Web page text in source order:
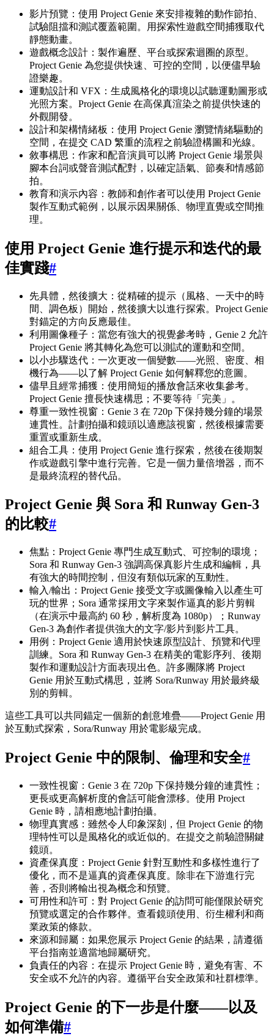
影片預覽：使用 Project Genie 來安排複雜的動作節拍、
試驗阻擋和測試覆蓋範圍。用探索性遊戲空間捕獲取代
靜態動畫。
遊戲概念設計：製作遍歷、平台或探索迴圈的原型。
Project Genie 為您提供快速、可控的空間，以便儘早驗
證樂趣。
運動設計和 VFX：生成風格化的環境以試聽運動圖形或
光照方案。Project Genie 在高保真渲染之前提供快速的
外觀開發。
設計和架構情緒板：使用 Project Genie 瀏覽情緒驅動的
空間，在提交 CAD 繁重的流程之前驗證構圖和光線。
敘事構思：作家和配音演員可以將 Project Genie 場景與
腳本台詞或聲音測試配對，以確定語氣、節奏和情感節
拍。
教育和演示內容：教師和創作者可以使用 Project Genie
製作互動式範例，以展示因果關係、物理直覺或空間推
理。
使用 Project Genie 進行提示和迭代的最
佳實踐#
先具體，然後擴大：從精確的提示（風格、一天中的時
間、調色板）開始，然後擴大以進行探索。Project Genie
對錨定的方向反應最佳。
利用圖像種子：當您有強大的視覺參考時，Genie 2 允許
Project Genie 將其轉化為您可以測試的運動和空間。
以小步驟迭代：一次更改一個變數——光照、密度、相
機行為——以了解 Project Genie 如何解釋您的意圖。
儘早且經常捕獲：使用簡短的播放會話來收集參考。
Project Genie 擅長快速構思；不要等待「完美」。
尊重一致性視窗：Genie 3 在 720p 下保持幾分鐘的場景
連貫性。計劃拍攝和鏡頭以適應該視窗，然後根據需要
重置或重新生成。
組合工具：使用 Project Genie 進行探索，然後在後期製
作或遊戲引擎中進行完善。它是一個力量倍增器，而不
是最終流程的替代品。
Project Genie 與 Sora 和 Runway Gen-3
的比較#
焦點：Project Genie 專門生成互動式、可控制的環境；
Sora 和 Runway Gen-3 強調高保真影片生成和編輯，具
有強大的時間控制，但沒有類似玩家的互動性。
輸入/輸出：Project Genie 接受文字或圖像輸入以產生可
玩的世界；Sora 通常採用文字來製作逼真的影片剪輯
（在演示中最高約 60 秒，解析度為 1080p）；Runway
Gen-3 為創作者提供強大的文字/影片到影片工具。
用例：Project Genie 適用於快速原型設計、預覽和代理
訓練。Sora 和 Runway Gen-3 在精美的電影序列、後期
製作和運動設計方面表現出色。許多團隊將 Project
Genie 用於互動式構思，並將 Sora/Runway 用於最終級
別的剪輯。
這些工具可以共同錨定一個新的創意堆疊——Project Genie 用
於互動式探索，Sora/Runway 用於電影級完成。
Project Genie 中的限制、倫理和安全#
一致性視窗：Genie 3 在 720p 下保持幾分鐘的連貫性；
更長或更高解析度的會話可能會漂移。使用 Project
Genie 時，請相應地計劃拍攝。
物理真實感：雖然令人印象深刻，但 Project Genie 的物
理特性可以是風格化的或近似的。在提交之前驗證關鍵
鏡頭。
資產保真度：Project Genie 針對互動性和多樣性進行了
優化，而不是逼真的資產保真度。除非在下游進行完
善，否則將輸出視為概念和預覽。
可用性和許可：對 Project Genie 的訪問可能僅限於研究
預覽或選定的合作夥伴。查看鏡頭使用、衍生權利和商
業政策的條款。
來源和歸屬：如果您展示 Project Genie 的結果，請遵循
平台指南並適當地歸屬研究。
負責任的內容：在提示 Project Genie 時，避免有害、不
安全或不允許的內容。遵循平台安全政策和社群標準。
Project Genie 的下一步是什麼——以及
如何準備#